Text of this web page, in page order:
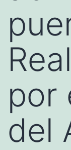
por
del